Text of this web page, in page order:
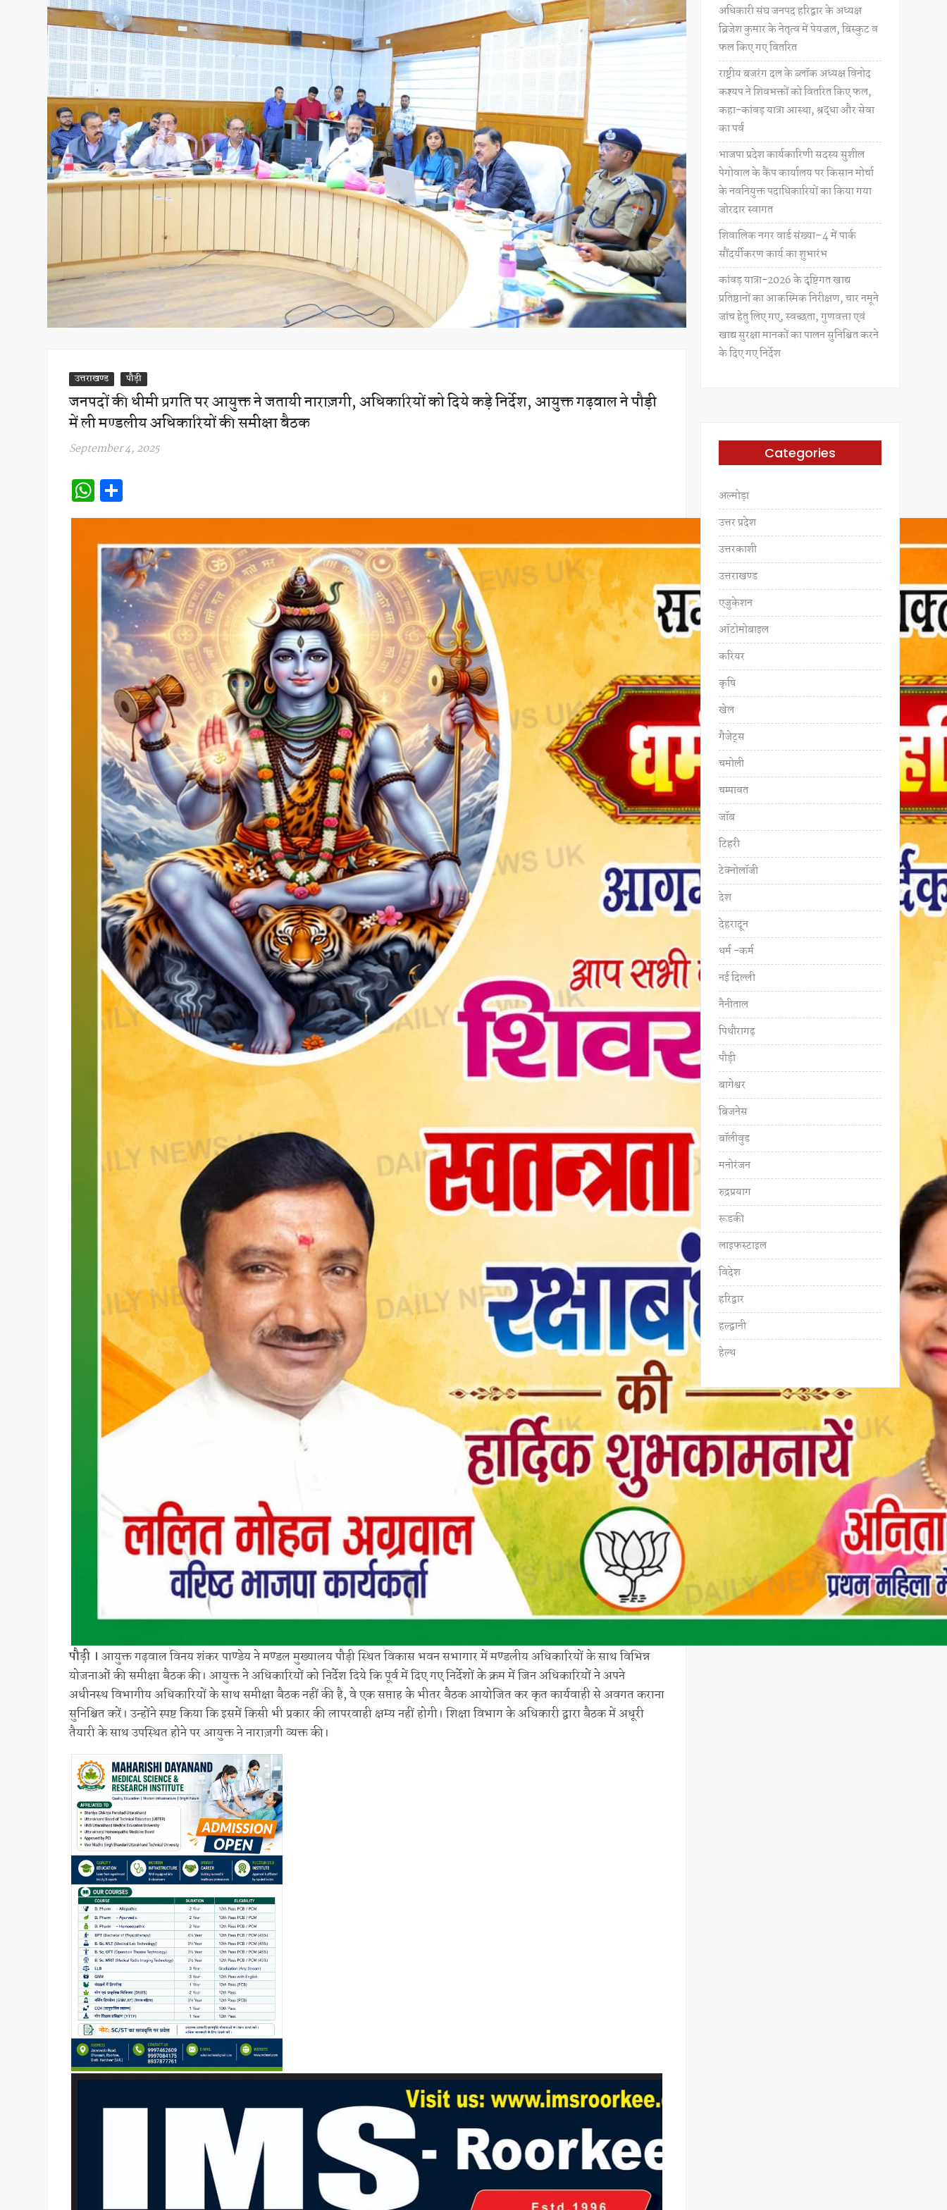
उत्तराखण्ड पौड़ी
जनपदों की धीमी प्रगति पर आयुक्त ने जतायी नाराज़गी, अधिकारियों को दिये कड़े निर्देश, आयुक्त गढ़वाल ने पौड़ी
में ली मण्डलीय अधिकारियों की समीक्षा बैठक
September 4, 2025
W
h
at
s
A
p
p
h
ar
e
पौड़ी । आयुक्त गढ़वाल विनय शंकर पाण्डेय ने मण्डल मुख्यालय पौड़ी स्थित विकास भवन सभागार में मण्डलीय अधिकारियों के साथ विभिन्न
योजनाओं की समीक्षा बैठक की। आयुक्त ने अधिकारियों को निर्देश दिये कि पूर्व में दिए गए निर्देशों के क्रम में जिन अधिकारियों ने अपने
अधीनस्थ विभागीय अधिकारियों के साथ समीक्षा बैठक नहीं की है, वे एक सप्ताह के भीतर बैठक आयोजित कर कृत कार्यवाही से अवगत कराना
सुनिश्चित करें। उन्होंने स्पष्ट किया कि इसमें किसी भी प्रकार की लापरवाही क्षम्य नहीं होगी। शिक्षा विभाग के अधिकारी द्वारा बैठक में अधूरी
तैयारी के साथ उपस्थित होने पर आयुक्त ने नाराज़गी व्यक्त की।
अधिकारी संघ जनपद हरिद्वार के अध्यक्ष
ब्रिजेश कुमार के नेतृत्व में पेयजल, बिस्कुट व
फल किए गए वितरित
राष्ट्रीय बजरंग दल के ब्लॉक अध्यक्ष विनोद
कश्यप ने शिवभक्तों को वितरित किए फल,
कहा-कांवड़ यात्रा आस्था, श्रद्धा और सेवा
का पर्व
भाजपा प्रदेश कार्यकारिणी सदस्य सुशील
पेगोवाल के कैंप कार्यालय पर किसान मोर्चा
के नवनियुक्त पदाधिकारियों का किया गया
जोरदार स्वागत
शिवालिक नगर वार्ड संख्या–4 में पार्क
सौंदर्यीकरण कार्य का शुभारंभ
कांवड़ यात्रा-2026 के दृष्टिगत खाद्य
प्रतिष्ठानों का आकस्मिक निरीक्षण, चार नमूने
जांच हेतु लिए गए, स्वच्छता, गुणवत्ता एवं
खाद्य सुरक्षा मानकों का पालन सुनिश्चित करने
के दिए गए निर्देश
Categories
अल्मोड़ा
उत्तर प्रदेश
उत्तरकाशी
उत्तराखण्ड
एजुकेशन
ऑटोमोबाइल
करियर
कृषि
खेल
गैजेट्स
चमोली
चम्पावत
जॉब
टिहरी
टेक्नोलॉजी
देश
देहरादून
धर्म -कर्म
नई दिल्ली
नैनीताल
पिथौरागढ़
पौड़ी
बागेश्वर
बिजनेस
बॉलीवुड
मनोरंजन
रुद्रप्रयाग
रूडकी
लाइफस्टाइल
विदेश
हरिद्वार
हल्द्वानी
हेल्थ